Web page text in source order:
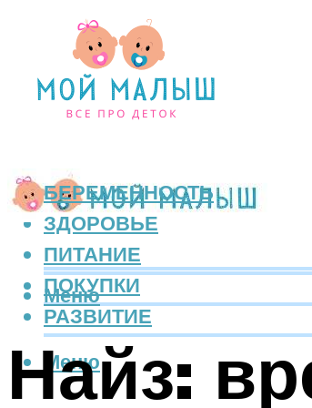
БЕРЕМЕННОСТЬ
ЗДОРОВЬЕ
ПИТАНИЕ
ПОКУПКИ
РАЗВИТИЕ
Меню
Меню
Найз: